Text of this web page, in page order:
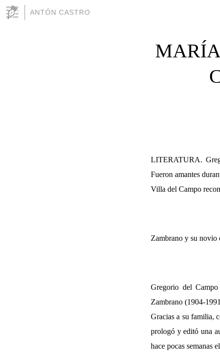
ANTÓN CASTRO
LITERATURA.
Fueron amantes
Villa del Campo
Zambrano y su novio
Gregorio del
Zambrano (1904-
Gracias a su familia,
prologó y editó una
hace pocas semanas